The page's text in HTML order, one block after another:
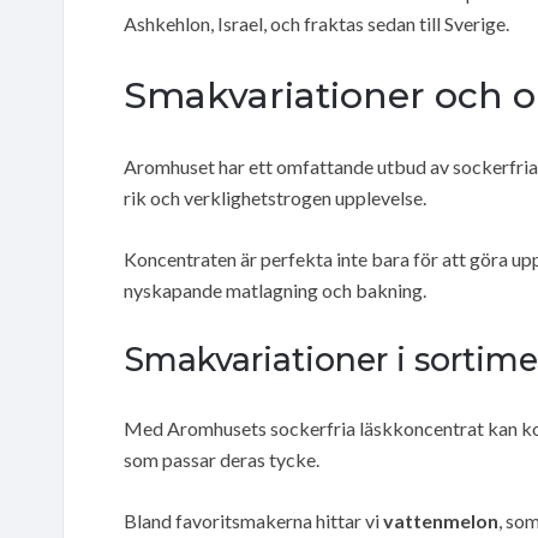
Ashkehlon, Israel, och fraktas sedan till Sverige.
Smakvariationer och
Aromhuset har ett omfattande utbud av
rik och verklighetstrogen upplevelse.
Koncentraten är perfekta inte bara för att göra
nyskapande matlagning och bakning.
Smakvariationer i
Med Aromhusets sockerfria läskkoncentrat kan
som passar deras tycke.
Bland favoritsmakerna hittar vivattenmelon,